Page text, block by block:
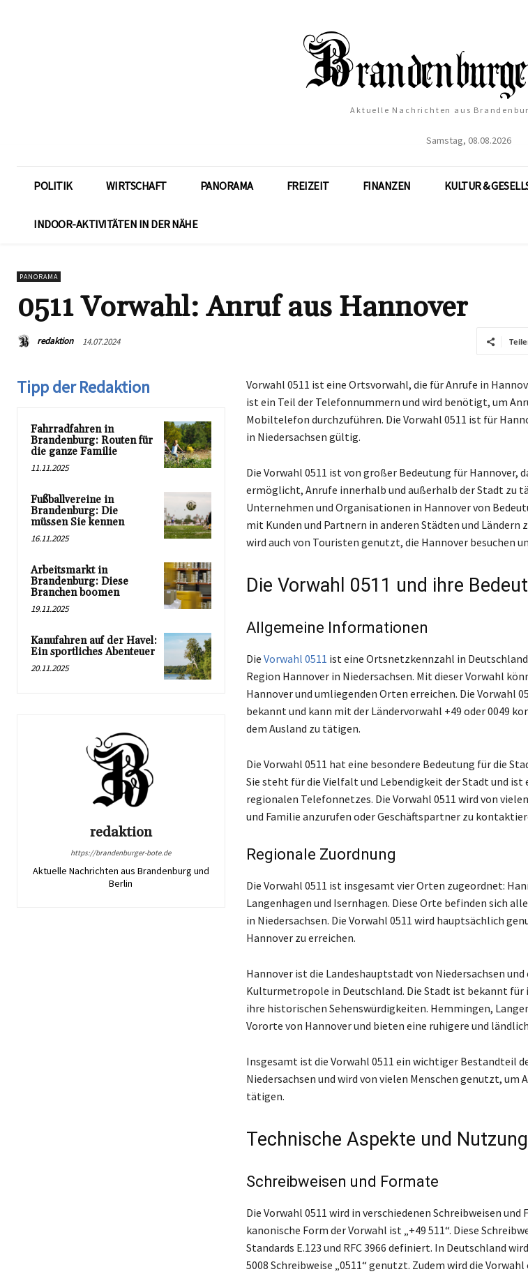
Aktuelle Nachrichten aus
Samstag, 08.08.2026
POLITIK WIRTSCHAFT PANORAMA FREIZEIT FINANZEN KULTUR &
INDOOR-AKTIVITÄTEN IN DER NÄHE
PANORAMA
0511 Vorwahl: Anruf aus Hannover
redaktion 14.07.2024
Tipp der Redaktion
Fahrradfahren in
Brandenburg: Routen für
die ganze Familie
11.11.2025
Fußballvereine in
Brandenburg: Die
müssen Sie kennen
16.11.2025
Arbeitsmarkt in
Brandenburg: Diese
Branchen boomen
19.11.2025
Kanufahren auf der Havel:
Ein sportliches Abenteuer
20.11.2025
redaktion
https://brandenburger-bote.de
Aktuelle Nachrichten aus Brandenburg und
Berlin
Vorwahl 0511 ist eine Ortsvorwahl, die für Anrufe in
ist ein Teil der Telefonnummern und wird benötigt, um
Mobiltelefon durchzuführen. Die Vorwahl 0511 ist für
in Niedersachsen gültig.
Die Vorwahl 0511 ist von großer Bedeutung für Hannover,
ermöglicht, Anrufe innerhalb und außerhalb der Stadt zu
Unternehmen und Organisationen in Hannover von
mit Kunden und Partnern in anderen Städten und Ländern
wird auch von Touristen genutzt, die Hannover besuchen
Die Vorwahl 0511 und ihre
Allgemeine Informationen
Die Vorwahl 0511 ist eine Ortsnetzkennzahl in
Region Hannover in Niedersachsen. Mit dieser Vorwahl
Hannover und umliegenden Orten erreichen. Die Vorwahl
bekannt und kann mit der Ländervorwahl +49 oder 0049
dem Ausland zu tätigen.
Die Vorwahl 0511 hat eine besondere Bedeutung für die
Sie steht für die Vielfalt und Lebendigkeit der Stadt und
regionalen Telefonnetzes. Die Vorwahl 0511 wird von
und Familie anzurufen oder Geschäftspartner zu
Regionale Zuordnung
Die Vorwahl 0511 ist insgesamt vier Orten zugeordnet:
Langenhagen und Isernhagen. Diese Orte befinden sich
in Niedersachsen. Die Vorwahl 0511 wird hauptsächlich
Hannover zu erreichen.
Hannover ist die Landeshauptstadt von Niedersachsen
Kulturmetropole in Deutschland. Die Stadt ist bekannt für
ihre historischen Sehenswürdigkeiten. Hemmingen,
Vororte von Hannover und bieten eine ruhigere und
Insgesamt ist die Vorwahl 0511 ein wichtiger Bestandteil
Niedersachsen und wird von vielen Menschen genutzt, um
tätigen.
Technische Aspekte und Nutzung
Schreibweisen und Formate
Die Vorwahl 0511 wird in verschiedenen Schreibweisen und
kanonische Form der Vorwahl ist „+49 511“. Diese
Standards E.123 und RFC 3966 definiert. In Deutschland
5008 Schreibweise „0511“ genutzt. Zudem wird die